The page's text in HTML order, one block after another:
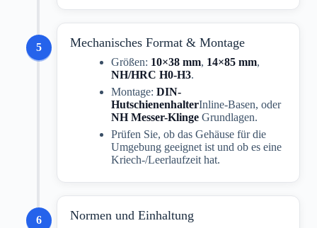
5 Mechanisches Format & Montage
Größen: 10×38 mm, 14×85 mm,
NH/HRC H0-H3.
Montage: DIN-
HutschienenhalterInline-Basen, oder
NH Messer-Klinge Grundlagen.
Prüfen Sie, ob das Gehäuse für die
Umgebung geeignet ist und ob es eine
Kriech-/Leerlaufzeit hat.
6 Normen und Einhaltung